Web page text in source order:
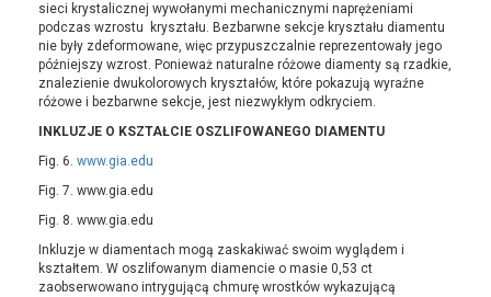
sieci krystalicznej wywołanymi mechanicznymi naprężeniami
podczas wzrostu kryształu. Bezbarwne sekcje kryształu diamentu
nie były zdeformowane, więc przypuszczalnie reprezentowały jego
późniejszy wzrost. Ponieważ naturalne różowe diamenty są rzadkie,
znalezienie dwukolorowych kryształów, które pokazują wyraźne
różowe i bezbarwne sekcje, jest niezwykłym odkryciem.
INKLUZJE O KSZTAŁCIE OSZLIFOWANEGO DIAMENTU
Fig. 6. www.gia.edu
Fig. 7. www.gia.edu
Fig. 8. www.gia.edu
Inkluzje w diamentach mogą zaskakiwać swoim wyglądem i
kształtem. W oszlifowanym diamencie o masie 0,53 ct
zaobserwowano intrygującą chmurę wrostków wykazującą